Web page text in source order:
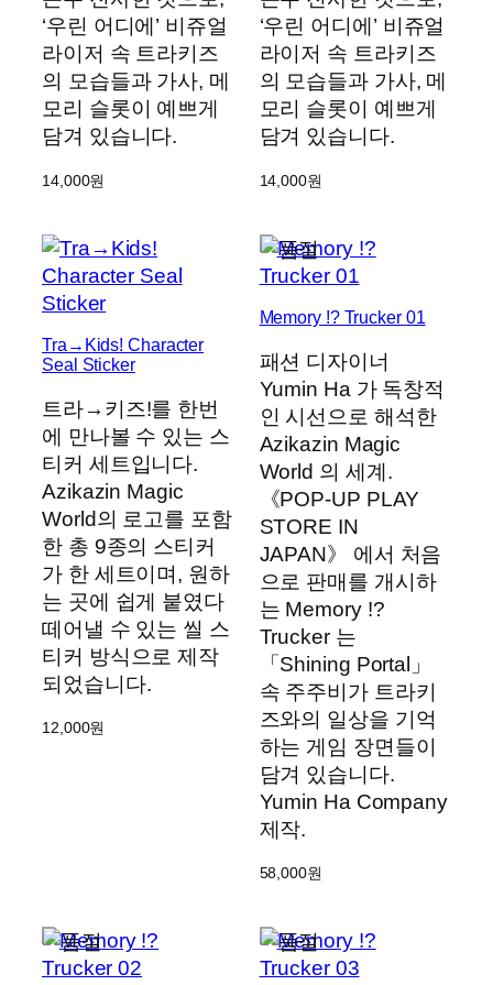
‘우린 어디에’ 비쥬얼
라이저 속 트라키즈
의 모습들과 가사, 메
모리 슬롯이 예쁘게
담겨 있습니다.
14,000원
‘우린 어디에’ 비쥬얼
라이저 속 트라키즈
의 모습들과 가사, 메
모리 슬롯이 예쁘게
담겨 있습니다.
14,000원
Tra→Kids! Character
Seal Sticker
트라→키즈!를 한번
에 만나볼 수 있는 스
티커 세트입니다.
Azikazin Magic
World의 로고를 포함
한 총 9종의 스티커
가 한 세트이며, 원하
는 곳에 쉽게 붙였다
떼어낼 수 있는 씰 스
티커 방식으로 제작
되었습니다.
12,000원
Memory !? Trucker 01
패션 디자이너
Yumin Ha 가 독창적
인 시선으로 해석한
Azikazin Magic
World 의 세계.
《POP-UP PLAY
STORE IN
JAPAN》 에서 처음
으로 판매를 개시하
는 Memory !?
Trucker 는
「Shining Portal」
속 주주비가 트라키
즈와의 일상을 기억
하는 게임 장면들이
담겨 있습니다.
Yumin Ha Company
제작.
58,000원